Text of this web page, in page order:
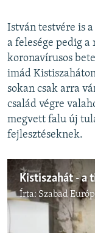
István testvére is
a felesége pedig
koronavírusos
imád
sokan csak arra
család végre
megvett falu új
fejlesztéseknek.
Kistiszahát - a
Írta: Szabad